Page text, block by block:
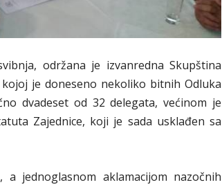
održana je izvanredna Skupština
je doneseno nekoliko bitnih Odluka
dvadeset od 32 delegata, većinom je
Zajednice, koji je sada usklađen sa
jednoglasnom aklamacijom nazočnih